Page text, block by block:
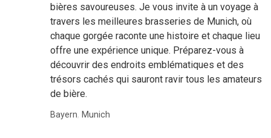
bières savoureuses. Je vous invite à un voyage à
travers les meilleures brasseries de Munich, où
chaque gorgée raconte une histoire et chaque lieu
offre une expérience unique. Préparez-vous à
découvrir des endroits emblématiques et des
trésors cachés qui sauront ravir tous les amateurs
de bière.
Bayern, Munich